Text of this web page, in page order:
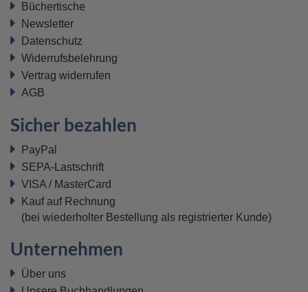
Büchertische
Newsletter
Datenschutz
Widerrufsbelehrung
Vertrag widerrufen
AGB
Sicher bezahlen
PayPal
SEPA-Lastschrift
VISA / MasterCard
Kauf auf Rechnung
(bei wiederholter Bestellung als registrierter Kunde)
Unternehmen
Über uns